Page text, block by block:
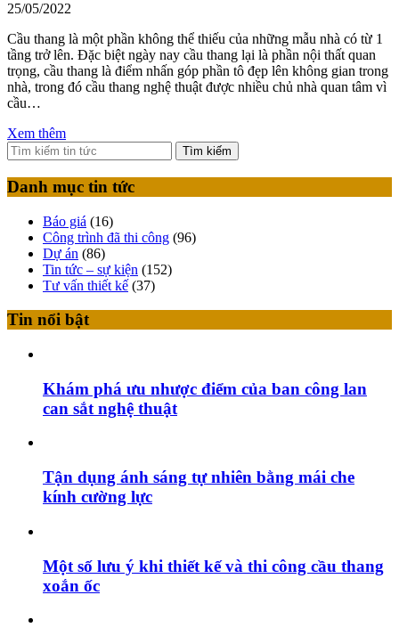
25/05/2022
Cầu thang là một phần không thể thiếu của những mẫu nhà có từ 1
tầng trở lên. Đặc biệt ngày nay cầu thang lại là phần nội thất quan
trọng, cầu thang là điểm nhấn góp phần tô đẹp lên không gian trong
nhà, trong đó cầu thang nghệ thuật được nhiều chủ nhà quan tâm vì
cầu…
Xem thêm
Tìm kiếm
Danh mục tin tức
Báo giá (16)
Công trình đã thi công (96)
Dự án (86)
Tin tức – sự kiện (152)
Tư vấn thiết kế (37)
Tin nổi bật
Khám phá ưu nhược điểm của ban công lan
can sắt nghệ thuật
Tận dụng ánh sáng tự nhiên bằng mái che
kính cường lực
Một số lưu ý khi thiết kế và thi công cầu thang
xoắn ốc